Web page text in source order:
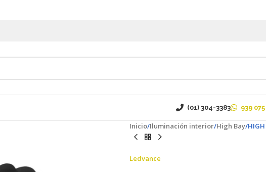
(01) 304-3383 939 075
Inicio Iluminación interior High Bay HIGH
Ledvance